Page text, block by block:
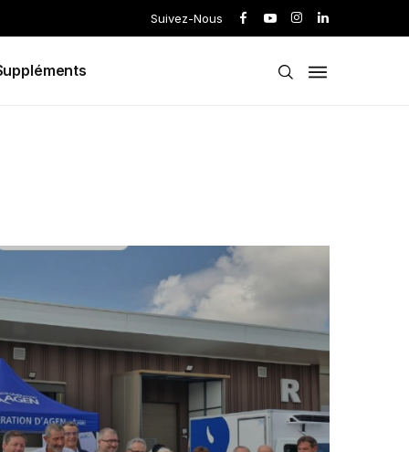
Suivez-Nous